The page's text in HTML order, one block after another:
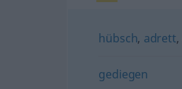
hübsch, adrett,
gediegen